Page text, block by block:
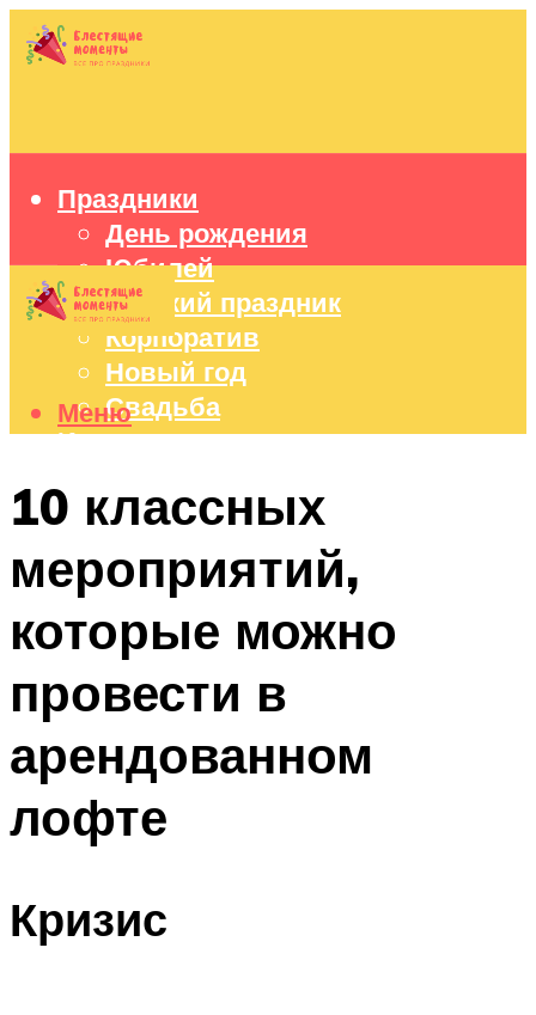
Праздники
День рождения
Юбилей
Детский праздник
Корпоратив
Новый год
Свадьба
Идеи подарков
Праздничный стол
Меню
Меню
10 классных
мероприятий,
которые можно
провести в
арендованном
лофте
Кризис